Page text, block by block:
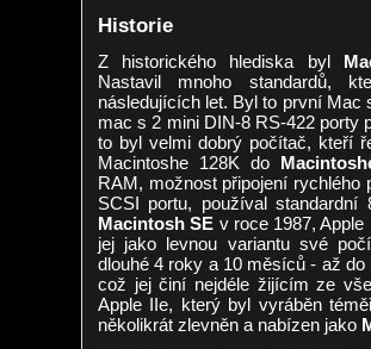
Historie
Z historického hlediska byl
Nastavil mnoho standardů,
následujících let. Byl to první Mac
mac s 2 mini DIN-8 RS-422 porty
to byl velmi dobrý počítač, kteří
Macintoshe 128K do
RAM, možnost připojení rychlého
SCSI portu, používal
Macintosh SE v roce 1987,
jej jako levnou variantu své
dlouhé 4 roky a 10 měsíců - až
což jej činí nejdéle žijícím ze
Apple IIe, který byl vyráběn
několikrát zlevněn a nabízen jako